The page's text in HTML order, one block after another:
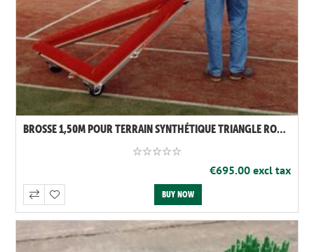
BROSSE 1,50M POUR TERRAIN SYNTHÉTIQUE TRIANGLE ROUGE
€695.00 excl tax